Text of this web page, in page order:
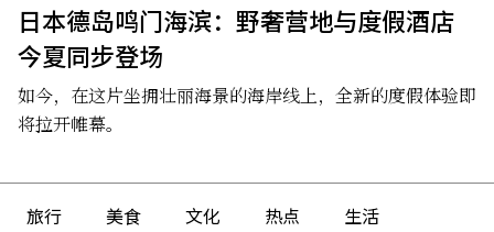
日本德岛鸣门海滨：野奢营地与度假酒店
今夏同步登场
如今，在这片坐拥壮丽海景的海岸线上，全新的度假体验即
将拉开帷幕。
旅行 美食 文化 热点 生活